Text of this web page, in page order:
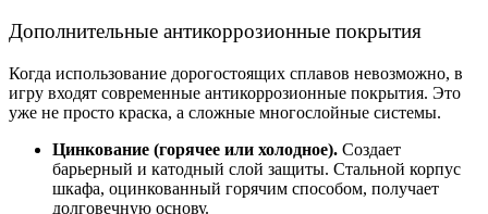
Дополнительные антикоррозионные покрытия
Когда использование дорогостоящих сплавов невозможно, в
игру входят современные антикоррозионные покрытия. Это
уже не просто краска, а сложные многослойные системы.
Цинкование (горячее или холодное). Создает
барьерный и катодный слой защиты. Стальной корпус
шкафа, оцинкованный горячим способом, получает
долговечную основу.